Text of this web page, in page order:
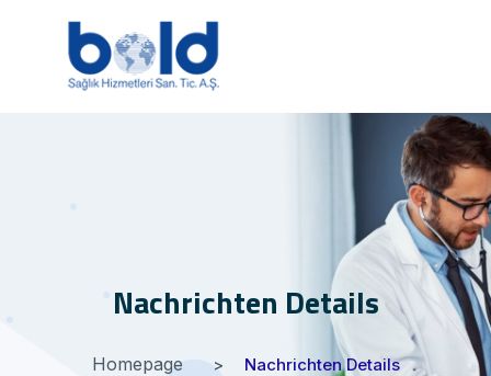
Nachrichten Details
Homepage Nachrichten Details